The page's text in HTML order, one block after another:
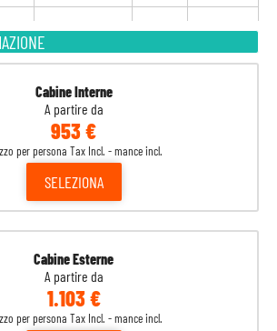
Cabine Interne
A partire da
953 €
per persona Tax Incl. - mance incl.
SELEZIONA
Cabine Esterne
A partire da
1.103 €
per persona Tax Incl. - mance incl.
Siro 07:00 16:00
Ancona
Venezia